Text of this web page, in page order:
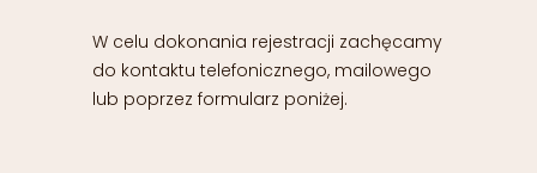
W celu dokonania rejestracji zachęcamy
do kontaktu telefonicznego, mailowego
lub poprzez formularz poniżej.